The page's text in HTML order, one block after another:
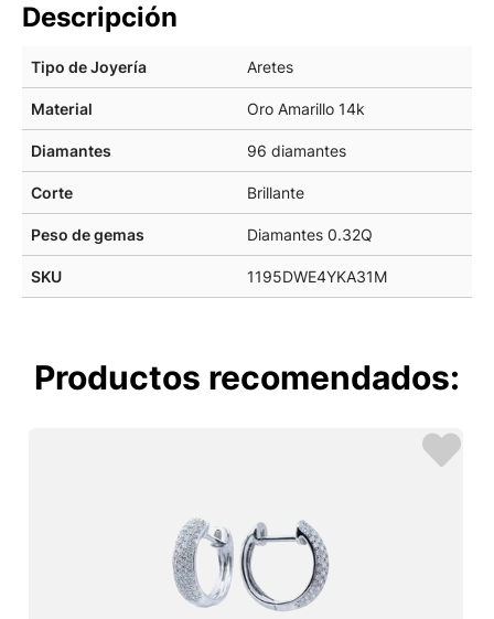
Descripción
Tipo de Joyería Aretes
Material Oro Amarillo 14k
Diamantes 96 diamantes
Corte Brillante
Peso de gemas Diamantes 0.32Q
SKU 1195DWE4YKA31M
Productos recomendados: